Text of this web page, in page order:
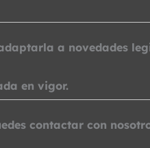
a novedades
en vigor.
contactar con